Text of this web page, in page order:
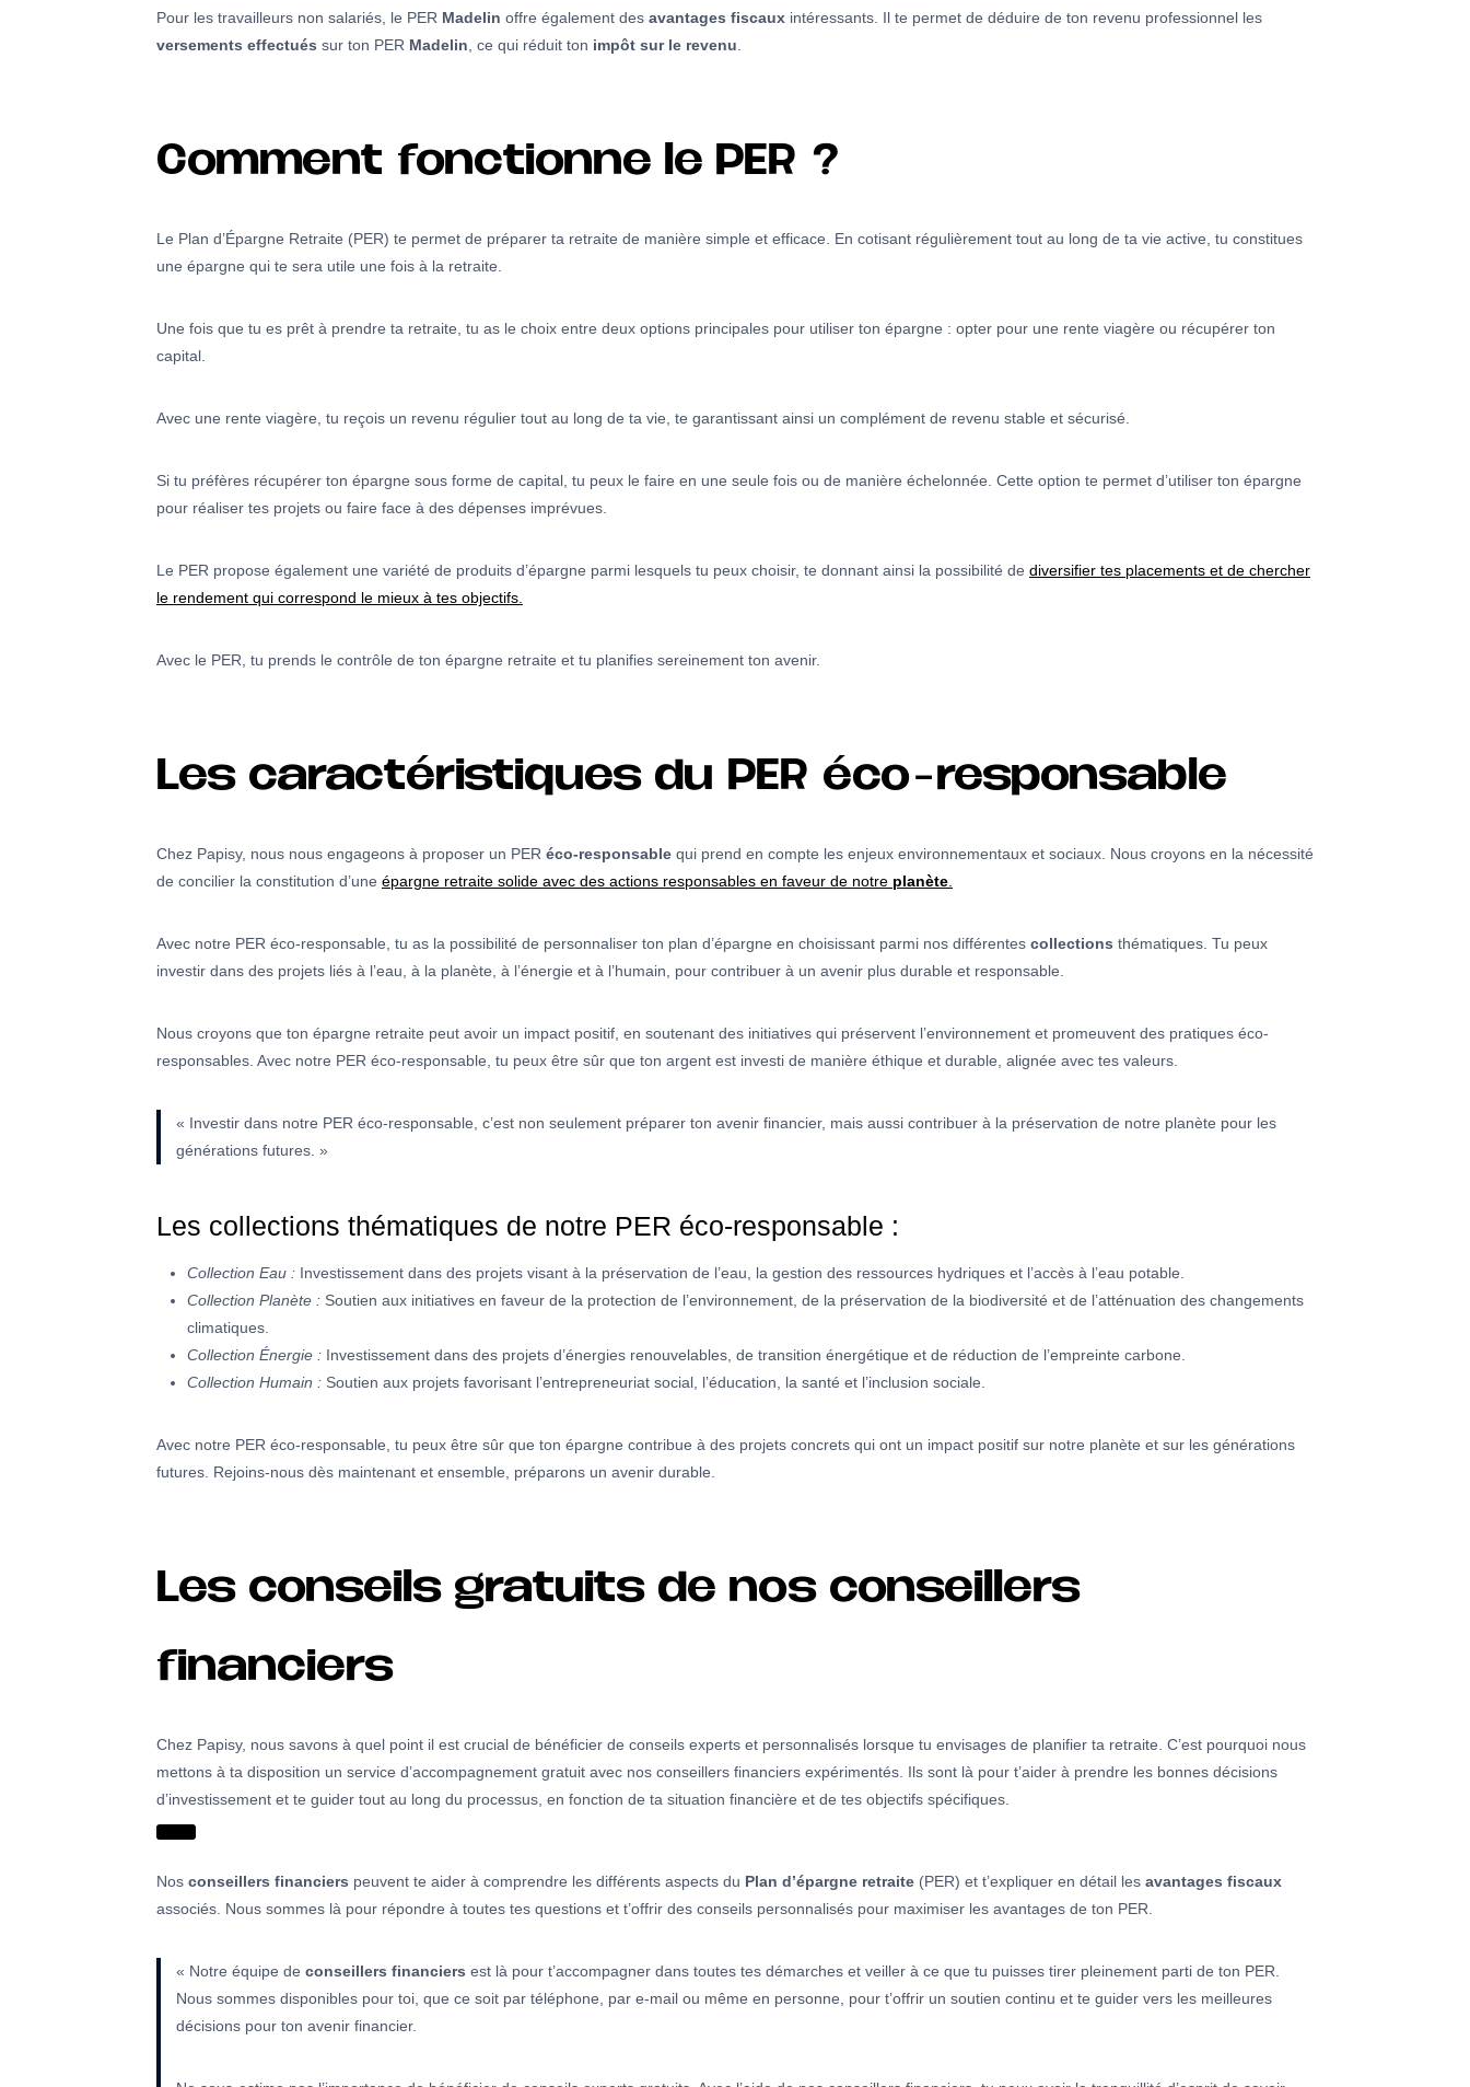
Pour les travailleurs non salariés, le PER Madelin offre également des avantages fiscaux intéressants. Il te permet de déduire de ton revenu professionnel les
versements effectués sur ton PER Madelin , ce qui réduit ton impôt sur le revenu
Comment fonctionne le PER ?
Le Plan d’Épargne Retraite (PER) te permet de préparer ta retraite de manière simple et efficace. En cotisant régulièrement tout au long de ta vie active, tu constitues
une épargne qui te sera utile une fois à la retraite.
Une fois que tu es prêt à prendre ta retraite, tu as le choix entre deux options principales pour utiliser ton épargne : opter pour une rente viagère ou récupérer ton
capital.
Avec une rente viagère, tu reçois un revenu régulier tout au long de ta vie, te garantissant ainsi un complément de revenu stable et sécurisé.
Si tu préfères récupérer ton épargne sous forme de capital, tu peux le faire en une seule fois ou de manière échelonnée. Cette option te permet d’utiliser ton épargne
pour réaliser tes projets ou faire face à des dépenses imprévues.
Le PER propose également une variété de produits d’épargne parmi lesquels tu peux choisir, te donnant ainsi la possibilité de diversifier tes placements et de chercher
le rendement qui correspond le mieux à tes objectifs.
Avec le PER, tu prends le contrôle de ton épargne retraite et tu planifies sereinement ton avenir.
Les caractéristiques du PER éco-responsable
Chez Papisy, nous nous engageons à proposer un PER éco-responsable qui prend en compte les enjeux environnementaux et sociaux. Nous croyons en la nécessité
de concilier la constitution d’une épargne retraite solide avec des actions responsables en faveur de notre planète
Avec notre PER éco-responsable, tu as la possibilité de personnaliser ton plan d’épargne en choisissant parmi nos différentes collections thématiques. Tu peux
investir dans des projets liés à l’eau, à la planète, à l’énergie et à l’humain, pour contribuer à un avenir plus durable et responsable.
Nous croyons que ton épargne retraite peut avoir un impact positif, en soutenant des initiatives qui préservent l’environnement et promeuvent des pratiques éco-
responsables. Avec notre PER éco-responsable, tu peux être sûr que ton argent est investi de manière éthique et durable, alignée avec tes valeurs.
« Investir dans notre PER éco-responsable, c’est non seulement préparer ton avenir financier, mais aussi contribuer à la préservation de notre planète pour les
générations futures. »
Les collections thématiques de notre PER éco-responsable :
Collection Eau : Investissement dans des projets visant à la préservation de l’eau, la gestion des ressources hydriques et l’accès à l’eau potable.
Collection Planète : Soutien aux initiatives en faveur de la protection de l’environnement, de la préservation de la biodiversité et de l’atténuation des changements
climatiques.
Collection Énergie : Investissement dans des projets d’énergies renouvelables, de transition énergétique et de réduction de l’empreinte carbone.
Collection Humain : Soutien aux projets favorisant l’entrepreneuriat social, l’éducation, la santé et l’inclusion sociale.
Avec notre PER éco-responsable, tu peux être sûr que ton épargne contribue à des projets concrets qui ont un impact positif sur notre planète et sur les générations
futures. Rejoins-nous dès maintenant et ensemble, préparons un avenir durable.
Les conseils gratuits de nos conseillers
financiers
Chez Papisy, nous savons à quel point il est crucial de bénéficier de conseils experts et personnalisés lorsque tu envisages de planifier ta retraite. C’est pourquoi nous
mettons à ta disposition un service d’accompagnement gratuit avec nos conseillers financiers expérimentés. Ils sont là pour t’aider à prendre les bonnes décisions
d’investissement et te guider tout au long du processus, en fonction de ta situation financière et de tes objectifs spécifiques.
Nos conseillers financiers peuvent te aider à comprendre les différents aspects du Plan d’épargne retraite (PER) et t’expliquer en détail les avantages fiscaux
associés. Nous sommes là pour répondre à toutes tes questions et t’offrir des conseils personnalisés pour maximiser les avantages de ton PER.
« Notre équipe de conseillers financiers est là pour t’accompagner dans toutes tes démarches et veiller à ce que tu puisses tirer pleinement parti de ton PER.
Nous sommes disponibles pour toi, que ce soit par téléphone, par e-mail ou même en personne, pour t’offrir un soutien continu et te guider vers les meilleures
décisions pour ton avenir financier.